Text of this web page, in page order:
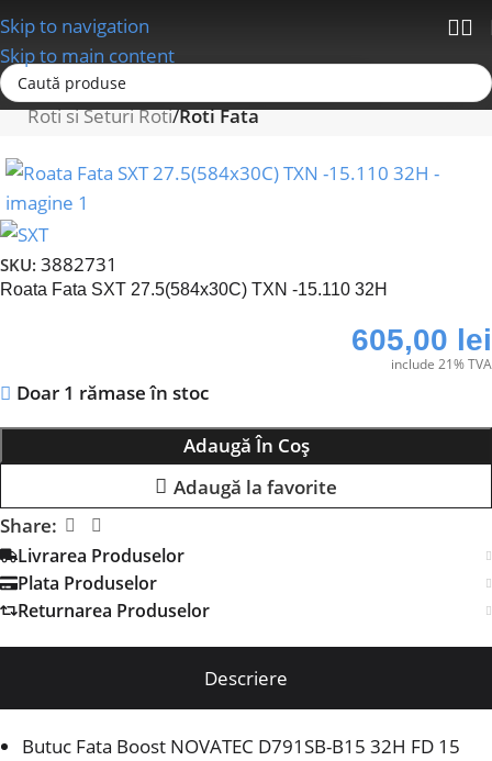
Skip to navigation
Skip to main content
Prima pagină
Roti si Seturi Roti Roti Fata
SKU: 3882731
Roata Fata SXT 27.5(584x30C) TXN -15.110 32H
605,00 lei
include 21% TVA
Doar 1 rămase în stoc
Adaugă În Coș
Adaugă la favorite
Share:
Livrarea Produselor
Plata Produselor
Returnarea Produselor
Descriere
Butuc Fata Boost NOVATEC D791SB-B15 32H FD 15